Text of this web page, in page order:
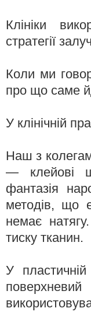
Клініки
стратегії
Коли ми
про що саме
У клінічній
Наш з
— клейові
фантазія
методів, що
немає
тиску тканин.
У